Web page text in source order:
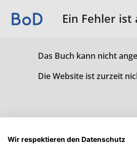
Ein Fehler
Das Buch kann nicht
Die Website ist zurzeit
Wir respektieren den Datenschutz